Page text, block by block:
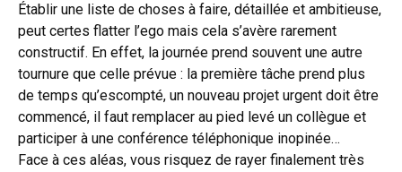
Établir une liste de choses à faire, détaillée et ambitieuse,
peut certes flatter l’ego mais cela s’avère rarement
constructif. En effet, la journée prend souvent une autre
tournure que celle prévue : la première tâche prend plus
de temps qu’escompté, un nouveau projet urgent doit être
commencé, il faut remplacer au pied levé un collègue et
participer à une conférence téléphonique inopinée…
Face à ces aléas, vous risquez de rayer finalement très